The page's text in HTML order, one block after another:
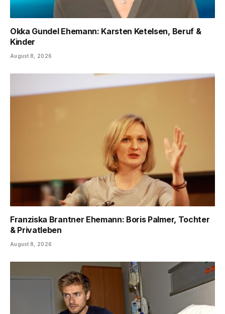
Okka Gundel Ehemann: Karsten Ketelsen, Beruf &
Kinder
August 8, 2026
Franziska Brantner Ehemann: Boris Palmer, Tochter
& Privatleben
August 8, 2026